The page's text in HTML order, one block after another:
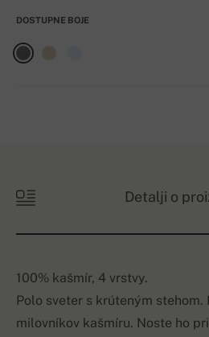
DOSTUPNE BOJE
Detalji o
100% kašmír, 4 vrstvy.
Polo sveter s krúteným
milovníkov kašmíru. Noste ho